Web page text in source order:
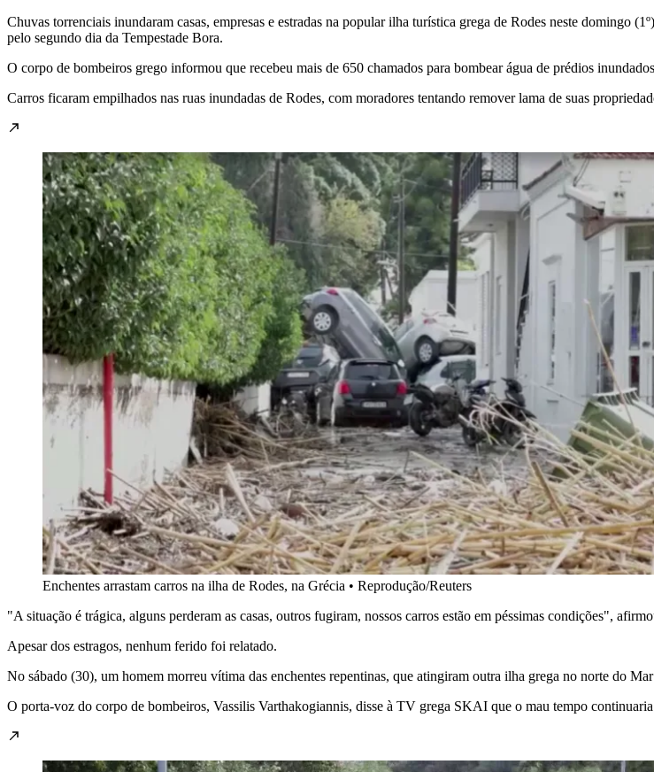
Chuvas torrenciais inundaram casas, empresas e estradas na popular ilha turística grega de Rodes neste domingo
pelo segundo dia da Tempestade Bora.
O corpo de bombeiros grego informou que recebeu mais de 650 chamados para bombear água de prédios
Carros ficaram empilhados nas ruas inundadas de Rodes, com moradores tentando remover lama de suas
Enchentes arrastam carros na ilha de Rodes, na Grécia • Reprodução/Reuters
"A situação é trágica, alguns perderam as casas, outros fugiram, nossos carros estão em péssimas condições",
Apesar dos estragos, nenhum ferido foi relatado.
No sábado (30), um homem morreu vítima das enchentes repentinas, que atingiram outra ilha grega no norte do
O porta-voz do corpo de bombeiros, Vassilis Varthakogiannis, disse à TV grega SKAI que o mau tempo